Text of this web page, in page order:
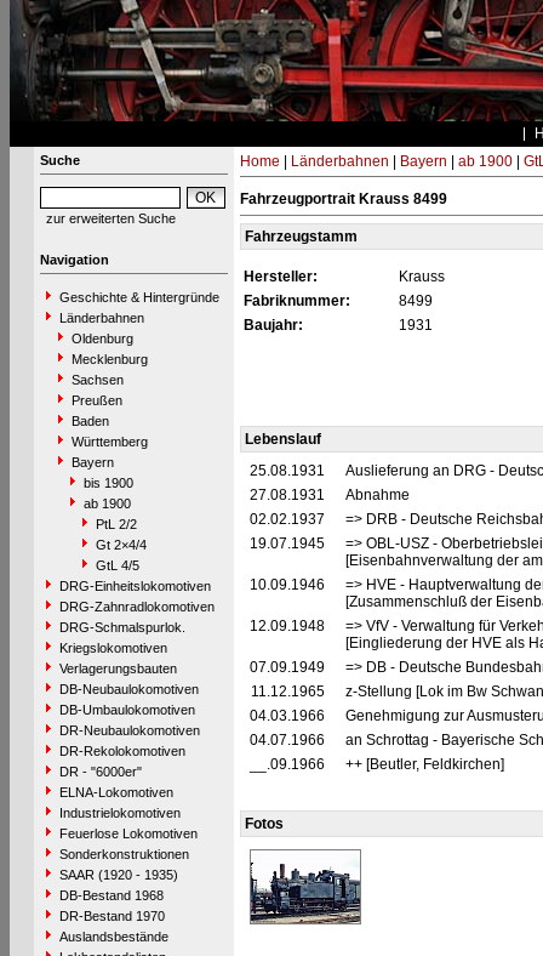
Suche
zur erweiterten Suche
Navigation
Geschichte & Hintergründe
Länderbahnen
Oldenburg
Mecklenburg
Sachsen
Preußen
Baden
Württemberg
Bayern
bis 1900
ab 1900
PtL 2/2
Gt 2×4/4
GtL 4/5
DRG-Einheitslokomotiven
DRG-Zahnradlokomotiven
DRG-Schmalspurlok.
Kriegslokomotiven
Verlagerungsbauten
DB-Neubaulokomotiven
DB-Umbaulokomotiven
DR-Neubaulokomotiven
DR-Rekolokomotiven
DR - "6000er"
ELNA-Lokomotiven
Industrielokomotiven
Feuerlose Lokomotiven
Sonderkonstruktionen
SAAR (1920 - 1935)
DB-Bestand 1968
DR-Bestand 1970
Auslandsbestände
Home Länderbahnen Bayern ab 1900|
Fahrzeugportrait Krauss 8499
Fahrzeugstamm
Hersteller:
Krauss
Fabriknummer:
8499
Baujahr:
1931
Lebenslauf
25.08.1931
Auslieferung an DRG -
27.08.1931
Abnahme
02.02.1937
=> DRB - Deutsche
19.07.1945
=> OBL-USZ -
[Eisenbahnverwaltung der
10.09.1946
=> HVE - Hauptverwaltung
[Zusammenschluß der
12.09.1948
=> VfV - Verwaltung für
[Eingliederung der HVE als
07.09.1949
=> DB - Deutsche
11.12.1965
z-Stellung [Lok im Bw
04.03.1966
Genehmigung zur
04.07.1966
an Schrottag - Bayerische
__.09.1966
++ [Beutler, Feldkirchen]
Fotos